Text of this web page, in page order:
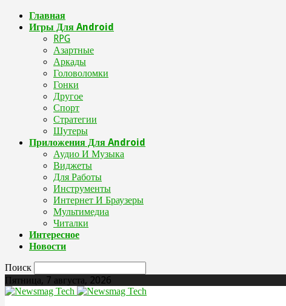
Главная
Игры Для Android
RPG
Азартные
Аркады
Головоломки
Гонки
Другое
Спорт
Стратегии
Шутеры
Приложения Для Android
Аудио И Музыка
Виджеты
Для Работы
Инструменты
Интернет И Браузеры
Мультимедиа
Читалки
Интересное
Новости
Поиск
Пятница, 7 августа, 2026